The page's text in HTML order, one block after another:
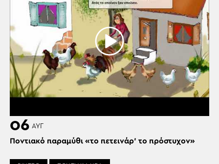
06 ΑΥΓ
Ποντιακό παραμύθι «το πετεινάρ’ το πρόστυχον»